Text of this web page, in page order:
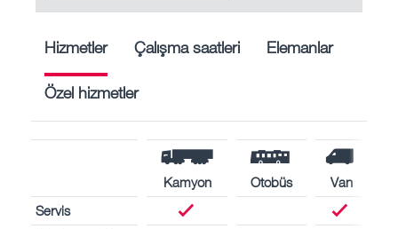
Hizmetler Çalışma saatleri Elemanlar
Özel hizmetler
Kamyon Otobüs
Van
Servis